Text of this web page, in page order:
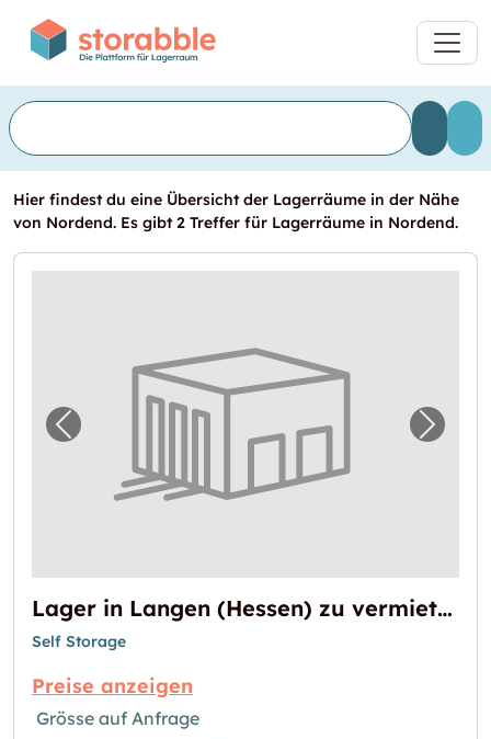
Hier findest du eine Übersicht der Lagerräume in der Nähe
von Nordend. Es gibt 2 Treffer für Lagerräume in Nordend.
Vorheriges Bild für "Lager in Langen
Lager in Langen (Hessen) zu vermieten
Self Storage
Preise anzeigen
Grösse auf Anfrage